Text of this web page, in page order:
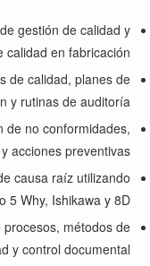
gestión de calidad y
calidad en fabricación.
de calidad, planes de
y rutinas de auditoría.
de no conformidades,
acciones preventivas.
causa raíz utilizando
5 Why, Ishikawa y 8D.
métodos de
y control documental.